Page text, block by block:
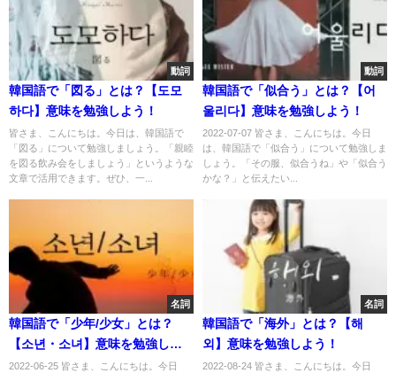
動詞
韓国語で「図る」とは？【도모
하다】意味を勉強しよう！
皆さま、こんにちは。今日は、韓国語で
「図る」について勉強しましょう。「親睦
を図る飲み会をしましょう」というような
文章で活用できます。ぜひ、一...
動詞
韓国語で「似合う」とは？【어
울리다】意味を勉強しよう！
2022-07-07 皆さま、こんにちは。今日
は、韓国語で「似合う」について勉強しま
しょう。「その服、似合うね」や「似合う
かな？」と伝えたい...
名詞
韓国語で「少年/少女」とは？
【소년・소녀】意味を勉強しよ
う！
2022-06-25 皆さま、こんにちは。今日
名詞
韓国語で「海外」とは？【해
외】意味を勉強しよう！
2022-08-24 皆さま、こんにちは。今日